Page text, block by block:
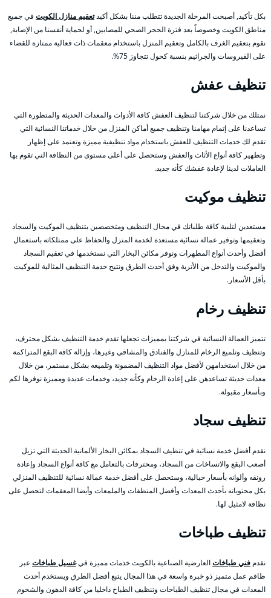
بكل تأكيد, أصبحت المرحلة الجديدة تتطلب مننا بشكل أكيدتعقيم منازل الكويت في جميع
مناطق الكويت وخصوصاً بعد فترة الحجر الصحي للمصابين, أو لحماية أنفسنا من الإصابة,
نقوم بتعقيم الغرف بالكامل وتعقيم المنزل باستخدام معقمات ذات فعالية ممتازة للقضاء
على الفيروسات والجراثيم بنسبة كحول تتجاوز 75%.
تنظيف عفش
نمتلك من خلال شركتنا لتنظيف العفش كافة الأدوات والمعدات الحديثة والمتطورة التي
تساعدنا على إتمام مهامنا وتنظيف جميع أماكن المنزل من خلال خدماتنا النسائية التي
تقدم لك خدمات التنظيف للعفش باستخدام مواد تنظيفية مميزة وتعتمد على إظهار
وتطهير كافة أنواع الأثاث والعفش وستحصل على أعلى مستوى من النظافة التي تقوم بها
العاملات لدينا لإعادة عفشك كأنه جديد.
تنظيف موكيت
مستعدين لتلبية كافة طلباتك في مجال التنظيف ومتخصصين بتنظيف الموكيت والسجاد
وتعقيمها وتوفير عمالة نسائية مستعدة لخدمة المنزل والحفاظ على ممتلكاته باستعمال
أفضل وأحدث أنواع المطهرات ونوفر مكائن البخار التي نستخدمها في تعقيم السجاد
والموكيت والتدخل من الأتربة وفق أحدث الطرق ونتيح خدمة التنظيف المثالية للموكيت
بأقل الأسعار.
تنظيف رخام
تتميز العمالة النسائية في شركتنا بمميزات تجعلها تقدم خدمة التنظيف بشكل محترف،
وتنظيف وتلميع الرخام للمنازل والفنادق والمشافي وغيرها، وإزالة كافة البقع المتراكمة
من خلال استخدامهن لأفضل مواد التنظيف المضمونة وتلميعه بشكل مستمر، من خلال
معدات حديثة تساعدهن على إعادة الرخام وكأنه جديد، وخدمات عديدة ومميزة نوفرها لكم
وبأسعار مقبولة.
تنظيف سجاد
نقدم أفضل خدمة نسائية في تنظيف السجاد بمكائن البخار الألمانية الحديثة التي تزيل
أصعب البقع والاتساخات من السجاد، ومحترفات بالتعامل مع كافة أنواع السجاد وإعادة
رونقه وألوانه بأسعار خيالية، وستحصل على أفضل خدمة عمالة نسائية للتنظيف المنزلي
بكل محتوياته بأحدث المعدات وأفضل المنظفات والملمعات وأيضا المعقمات لتحصل على
نظافة لامثيل لها.
تنظيف طباخات
نقدم فني طباخاتالعارضية الصناعية بالكويت خدمات مميزة فيغسيل طباخات عبر
طاقم عمل متميز ذو خبرة واسعة في هذا المجال يتبع أفضل الطرق ويستخدم أحدث
المعدات في مجال تنظيف الطباخات وتنظيف الطباخ داخليا من كافة الدهون والشحوم